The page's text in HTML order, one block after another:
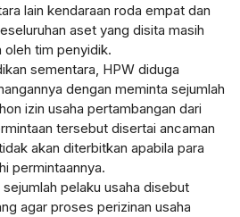
lain kendaraan roda empat dan
aset yang disita masih
tim penyidik.
sementara, HPW diduga
dengan meminta sejumlah
izin usaha pertambangan dari
tersebut disertai ancaman
akan diterbitkan apabila para
permintaannya.
pelaku usaha disebut
agar proses perizinan usaha